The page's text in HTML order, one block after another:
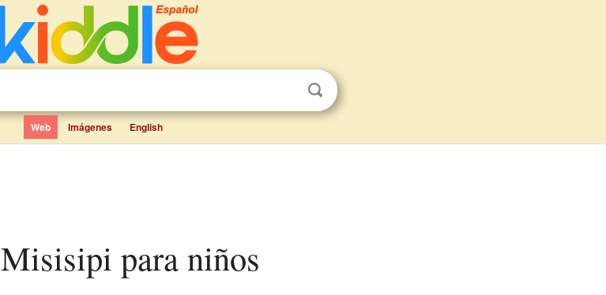
Web Imágenes English
Misisipi para niños